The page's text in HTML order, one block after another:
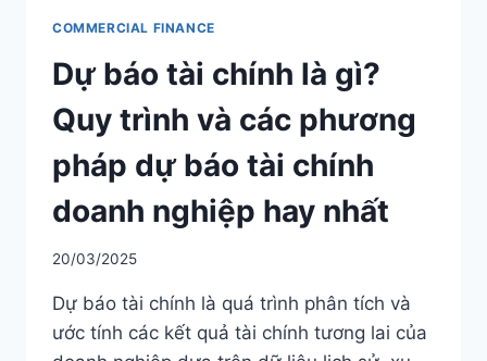
COMMERCIAL FINANCE
Dự báo tài chính là gì?
Quy trình và các phương
pháp dự báo tài chính
doanh nghiệp hay nhất
20/03/2025
Dự báo tài chính là quá trình phân tích và
ước tính các kết quả tài chính tương lai của